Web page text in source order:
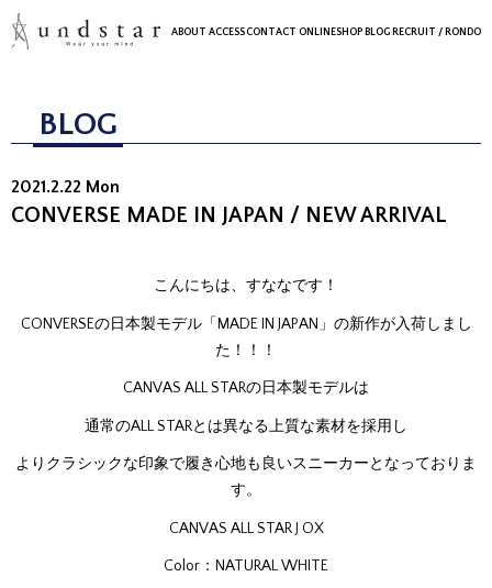
ABOUT ACCESSCONTACT ONLINESHOP BLOG RECRUIT / RONDO
BLOG
2021.2.22 Mon
CONVERSE MADE IN JAPAN / NEW ARRIVAL
こんにちは、すななです！
CONVERSEの日本製モデル「MADE IN JAPAN」の新作が入荷しまし
た！！！
CANVAS ALL STARの日本製モデルは
通常のALL STARとは異なる上質な素材を採用し
よりクラシックな印象で履き心地も良いスニーカーとなっておりま
す。
CANVAS ALL STAR J OX
Color：NATURAL WHITE